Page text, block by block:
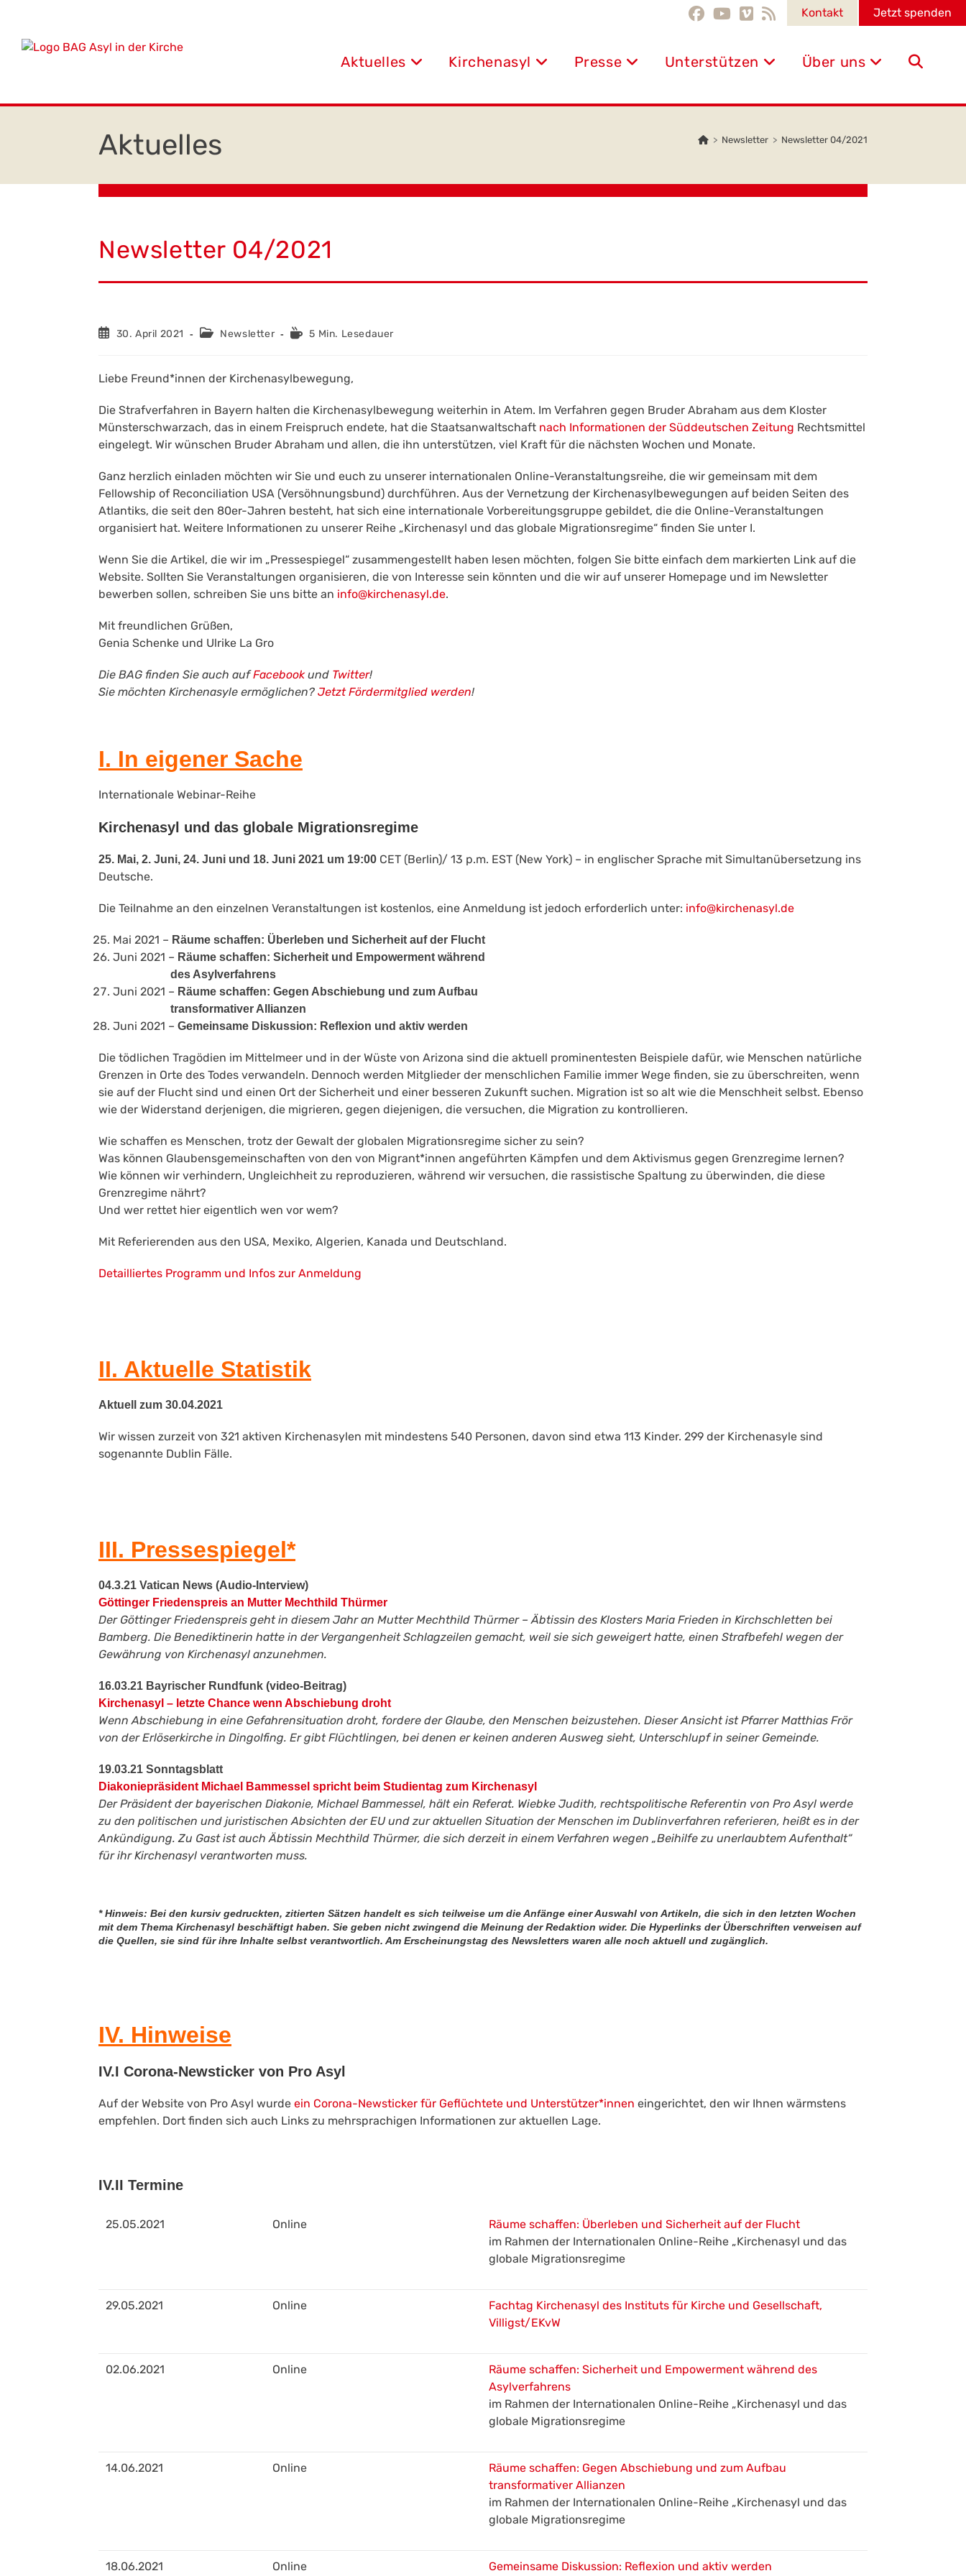
springen
Kontakt Jetzt spenden
Aktuelles Kirchenasyl Presse Unterstützen Über uns Website-
> Newsletter > Newsletter 04/2021
Newsletter 04/2021
Beitrag30. April 2021
Beitrags-
Newsletter Lesedauer:
5 Min. Lesedauer
Liebe Freund*innen der Kirchenasylbewegung,
Die Strafverfahren in Bayern halten die Kirchenasylbewegung weiterhin in Atem. Im Verfahren gegen Bruder Abraham aus dem Kloster
Münsterschwarzach, das in einem Freispruch endete, hat die Staatsanwaltschaft nach Informationen der Süddeutschen Zeitung Rechtsmittel
eingelegt. Wir wünschen Bruder Abraham und allen, die ihn unterstützen, viel Kraft für die nächsten Wochen und Monate.
Ganz herzlich einladen möchten wir Sie und euch zu unserer internationalen Online-Veranstaltungsreihe, die wir gemeinsam mit dem
Fellowship of Reconciliation USA (Versöhnungsbund) durchführen. Aus der Vernetzung der Kirchenasylbewegungen auf beiden Seiten des
Atlantiks, die seit den 80er-Jahren besteht, hat sich eine internationale Vorbereitungsgruppe gebildet, die die Online-Veranstaltungen
organisiert hat. Weitere Informationen zu unserer Reihe „Kirchenasyl und das globale Migrationsregime“ finden Sie unter I.
Wenn Sie die Artikel, die wir im „Pressespiegel“ zusammengestellt haben lesen möchten, folgen Sie bitte einfach dem markierten Link auf die
Website. Sollten Sie Veranstaltungen organisieren, die von Interesse sein könnten und die wir auf unserer Homepage und im Newsletter
bewerben sollen, schreiben Sie uns bitte an info@kirchenasyl.de.
Mit freundlichen Grüßen,
Genia Schenke und Ulrike La Gro
Die BAG finden Sie auch aufFacebook und Twitter!
Sie möchten Kirchenasyle ermöglichen? Jetzt Fördermitglied werden!
I. In eigener Sache
Internationale Webinar-Reihe
Kirchenasyl und das globale Migrationsregime
25. Mai, 2. Juni, 24. Juni und 18. Juni 2021 um 19:00 CET (Berlin)/ 13 p.m. EST (New York) – in englischer Sprache mit Simultanübersetzung ins
Deutsche.
Die Teilnahme an den einzelnen Veranstaltungen ist kostenlos, eine Anmeldung ist jedoch erforderlich unter: info@kirchenasyl.de
Mai 2021 – Räume schaffen: Überleben und Sicherheit auf der Flucht
Juni 2021 – Räume schaffen: Sicherheit und Empowerment während
des Asylverfahrens
Juni 2021 – Räume schaffen: Gegen Abschiebung und zum Aufbau
transformativer Allianzen
Juni 2021 – Gemeinsame Diskussion: Reflexion und aktiv werden
Die tödlichen Tragödien im Mittelmeer und in der Wüste von Arizona sind die aktuell prominentesten Beispiele dafür, wie Menschen natürliche
Grenzen in Orte des Todes verwandeln. Dennoch werden Mitglieder der menschlichen Familie immer Wege finden, sie zu überschreiten, wenn
sie auf der Flucht sind und einen Ort der Sicherheit und einer besseren Zukunft suchen. Migration ist so alt wie die Menschheit selbst. Ebenso
wie der Widerstand derjenigen, die migrieren, gegen diejenigen, die versuchen, die Migration zu kontrollieren.
Wie schaffen es Menschen, trotz der Gewalt der globalen Migrationsregime sicher zu sein?
Was können Glaubensgemeinschaften von den von Migrant*innen angeführten Kämpfen und dem Aktivismus gegen Grenzregime lernen?
Wie können wir verhindern, Ungleichheit zu reproduzieren, während wir versuchen, die rassistische Spaltung zu überwinden, die diese
Grenzregime nährt?
Und wer rettet hier eigentlich wen vor wem?
Mit Referierenden aus den USA, Mexiko, Algerien, Kanada und Deutschland.
Detailliertes Programm und Infos zur Anmeldung
II. Aktuelle Statistik
Aktuell zum 30.04.2021
Wir wissen zurzeit von 321 aktiven Kirchenasylen mit mindestens 540 Personen, davon sind etwa 113 Kinder. 299 der Kirchenasyle sind
sogenannte Dublin Fälle.
III. Pressespiegel*
04.3.21 Vatican News (Audio-Interview)
Göttinger Friedenspreis an Mutter Mechthild Thürmer
Der Göttinger Friedenspreis geht in diesem Jahr an Mutter Mechthild Thürmer – Äbtissin des Klosters Maria Frieden in Kirchschletten bei
Bamberg. Die Benediktinerin hatte in der Vergangenheit Schlagzeilen gemacht, weil sie sich geweigert hatte, einen Strafbefehl wegen der
Gewährung von Kirchenasyl anzunehmen.
16.03.21 Bayrischer Rundfunk (video-Beitrag)
Kirchenasyl – letzte Chance wenn Abschiebung droht
Wenn Abschiebung in eine Gefahrensituation droht, fordere der Glaube, den Menschen beizustehen. Dieser Ansicht ist Pfarrer Matthias Frör
von der Erlöserkirche in Dingolfing. Er gibt Flüchtlingen, bei denen er keinen anderen Ausweg sieht, Unterschlupf in seiner Gemeinde.
19.03.21 Sonntagsblatt
Diakoniepräsident Michael Bammessel spricht beim Studientag zum Kirchenasyl
Der Präsident der bayerischen Diakonie, Michael Bammessel, hält ein Referat. Wiebke Judith, rechtspolitische Referentin von Pro Asyl werde
zu den politischen und juristischen Absichten der EU und zur aktuellen Situation der Menschen im Dublinverfahren referieren, heißt es in der
Ankündigung. Zu Gast ist auch Äbtissin Mechthild Thürmer, die sich derzeit in einem Verfahren wegen „Beihilfe zu unerlaubtem Aufenthalt“
für ihr Kirchenasyl verantworten muss.
* Hinweis: Bei den kursiv gedruckten, zitierten Sätzen handelt es sich teilweise um die Anfänge einer Auswahl von Artikeln, die sich in den letzten Wochen
mit dem Thema Kirchenasyl beschäftigt haben. Sie geben nicht zwingend die Meinung der Redaktion wider. Die Hyperlinks der Überschriften verweisen auf
die Quellen, sie sind für ihre Inhalte selbst verantwortlich. Am Erscheinungstag des Newsletters waren alle noch aktuell und zugänglich.
IV. Hinweise
IV.I Corona-Newsticker von Pro Asyl
Auf der Website von Pro Asyl wurde ein Corona-Newsticker für Geflüchtete und Unterstützer*innen eingerichtet, den wir Ihnen wärmstens
empfehlen. Dort finden sich auch Links zu mehrsprachigen Informationen zur aktuellen Lage.
IV.II Termine
25.05.2021 Online
Räume schaffen: Überleben und Sicherheit auf der Flucht
im Rahmen der Internationalen Online-Reihe „Kirchenasyl und das
globale Migrationsregime
29.05.2021 Online
Fachtag Kirchenasyl des Instituts für Kirche und Gesellschaft,
Villigst/EKvW
02.06.2021 Online
Räume schaffen: Sicherheit und Empowerment während des
Asylverfahrens
im Rahmen der Internationalen Online-Reihe „Kirchenasyl und das
globale Migrationsregime
14.06.2021 Online
Räume schaffen: Gegen Abschiebung und zum Aufbau
transformativer Allianzen
im Rahmen der Internationalen Online-Reihe „Kirchenasyl und das
globale Migrationsregime
18.06.2021 Online Gemeinsame Diskussion: Reflexion und aktiv werden